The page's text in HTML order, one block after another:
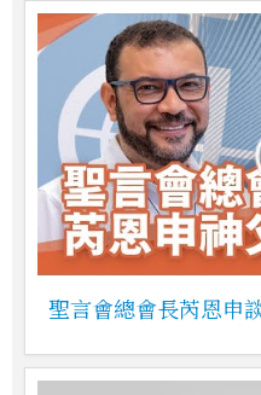
聖言會總會長芮恩申